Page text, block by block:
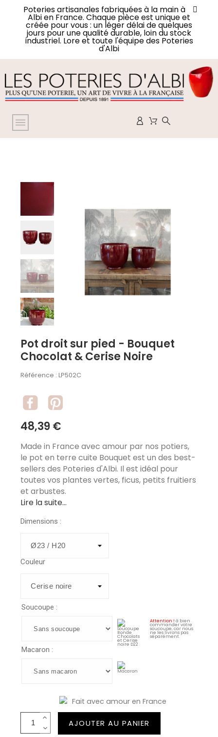
Poteries artisanales fabriquées à la main à
Albi en France. Chaque pièce est unique et
créée pour vous : un léger délai de quelques
jours pour une qualité durable, loin du stock
industriel. Lore et toute l'équipe des Poteries
d'Albi
Pot droit sur pied - Bouquet
Chocolat & Cerise Noire
Référence :LP502C
48,39 €
Made in France avec amour par nos potiers,
le pot en terre cuite Bouquet est un des best-
sellers des Poteries d'Albi. Il est idéal pour
toutes vos plantes vertes, ficus, petits fruitiers
et arbustes.
Lire la suite...
Dimensions :
Couleur
Soucoupe :
Attention !à bien
commander votre
soucoupe, car nous
ne les livrons pas
séparément.
Macaron :
Fait avec amour en France
AJOUTER AU PANIER